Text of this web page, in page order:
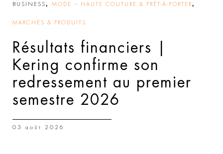
BUSINESS, MODE – HAUTE COUTURE & PRÊT-À-PORTER,
MARCHÉS & PRODUITS
Résultats financiers |
Kering confirme son
redressement au premier
semestre 2026
03 août 2026